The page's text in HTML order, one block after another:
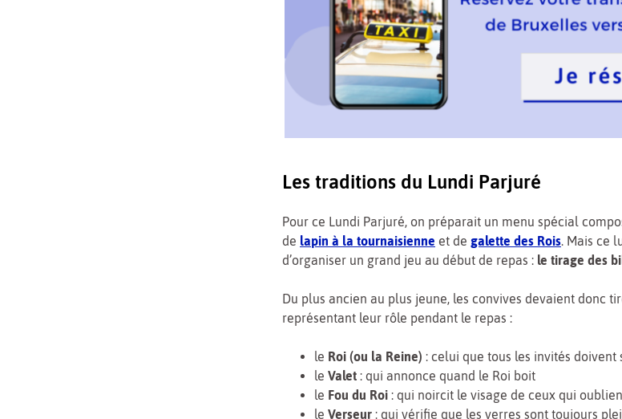
Les traditions du Lundi Parjuré
Pour ce Lundi Parjuré, on préparait un menu spécial
de lapin à la tournaisienne et de galette des Rois. Mais ce
d’organiser un grand jeu au début de repas : le tirage des
Du plus ancien au plus jeune, les convives devaient donc
représentant leur rôle pendant le repas :
le Roi (ou la Reine) : celui que tous les invités
le Valet : qui annonce quand le Roi boit
le Fou du Roi : qui noircit le visage de ceux qui
le Verseur : qui vérifie que les verres sont toujours